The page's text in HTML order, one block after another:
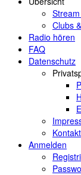
Clubs
Radio hören
FAQ
Datenschutz
Kontakt
Anmelden